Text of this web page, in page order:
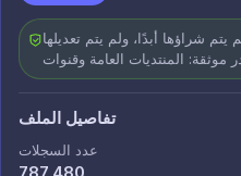
شراؤها أبدًا، ولم يتم تعديلها
تفاصيل الملف
عدد السجلات